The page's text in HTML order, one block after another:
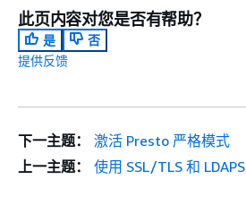
此页内容对您是否有帮助？
是
否
提供反馈
下一主题：
激活 Presto 严格模式
上一主题：
使用 SSL/TLS 和 LDAPS